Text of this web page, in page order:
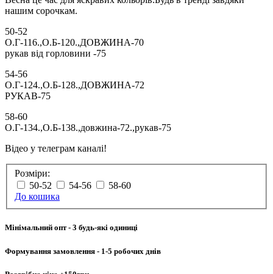
нашим сорочкам.
50-52
О.Г-116.,О.Б-120.,ДОВЖИНА-70
рукав від горловини -75
54-56
О.Г-124.,О.Б-128.,ДОВЖИНА-72
РУКАВ-75
58-60
О.Г-134.,О.Б-138.,довжина-72.,рукав-75
Відео у телеграм каналі!
Розміри:
50-52
54-56
58-60
До кошика
Мінімальний опт- 3 будь-які одиниці
Формування замовлення - 1-5 робочих днів